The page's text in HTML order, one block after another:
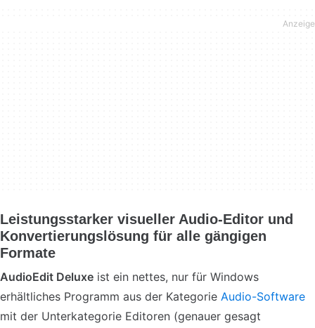
Leistungsstarker visueller Audio-Editor und
Konvertierungslösung für alle gängigen
Formate
AudioEdit Deluxe ist ein nettes, nur für Windows
erhältliches Programm aus der Kategorie Audio-Software
mit der Unterkategorie Editoren (genauer gesagt